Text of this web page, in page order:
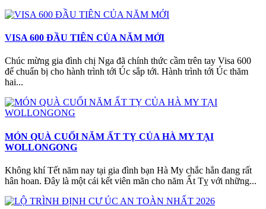
VISA 600 ĐẦU TIÊN CỦA NĂM MỚI
Chúc mừng gia đình chị Nga đã chính thức cầm trên tay Visa 600
để chuẩn bị cho hành trình tới Úc sắp tới. Hành trình tới Úc thăm
hai...
MÓN QUÀ CUỐI NĂM ẤT TỴ CỦA HÀ MY TẠI
WOLLONGONG
Không khí Tết năm nay tại gia đình bạn Hà My chắc hẳn đang rất
hân hoan. Đây là một cái kết viên mãn cho năm Ất Tỵ với những...